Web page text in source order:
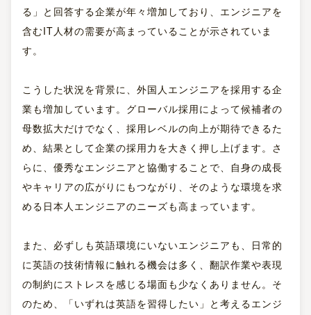
る」と回答する企業が年々増加しており、エンジニアを
含むIT人材の需要が高まっていることが示されていま
す。
こうした状況を背景に、外国人エンジニアを採用する企
業も増加しています。グローバル採用によって候補者の
母数拡大だけでなく、採用レベルの向上が期待できるた
め、結果として企業の採用力を大きく押し上げます。さ
らに、優秀なエンジニアと協働することで、自身の成長
やキャリアの広がりにもつながり、そのような環境を求
める日本人エンジニアのニーズも高まっています。
また、必ずしも英語環境にいないエンジニアも、日常的
に英語の技術情報に触れる機会は多く、翻訳作業や表現
の制約にストレスを感じる場面も少なくありません。そ
のため、「いずれは英語を習得したい」と考えるエンジ